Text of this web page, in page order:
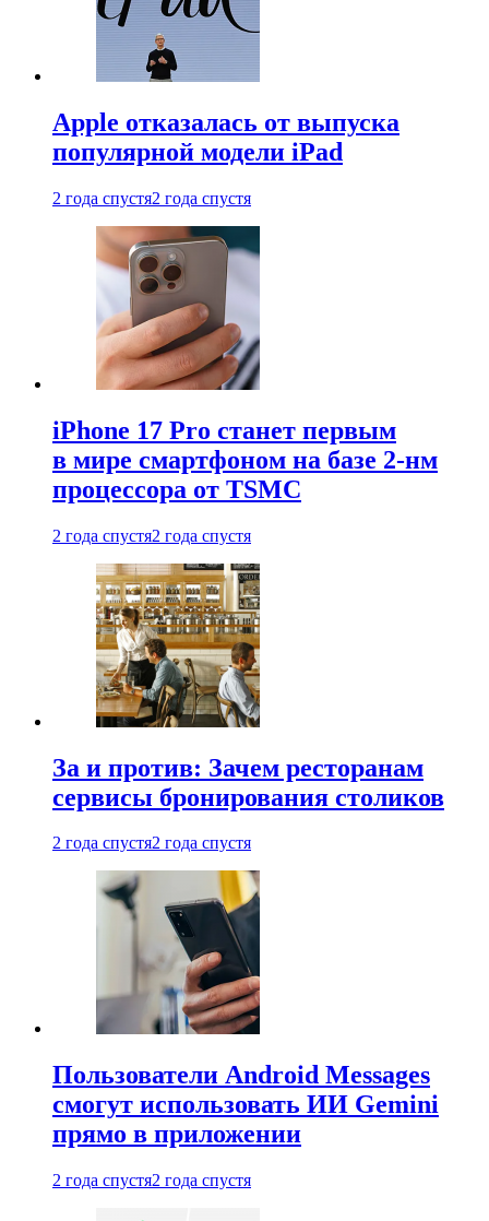
Apple отказалась от выпуска
популярной модели iPad
2 года спустя2 года спустя
iPhone 17 Pro станет первым
в мире смартфоном на базе 2-нм
процессора от TSMC
2 года спустя2 года спустя
За и против: Зачем ресторанам
сервисы бронирования столиков
2 года спустя2 года спустя
Пользователи Android Messages
смогут использовать ИИ Gemini
прямо в приложении
2 года спустя2 года спустя